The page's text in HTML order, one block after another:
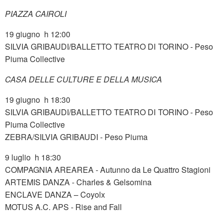
PIAZZA CAIROLI
19 giugno h 12:00
SILVIA GRIBAUDI/BALLETTO TEATRO DI TORINO - Peso
Piuma Collective
CASA DELLE CULTURE E DELLA MUSICA
19 giugno h 18:30
SILVIA GRIBAUDI/BALLETTO TEATRO DI TORINO - Peso
Piuma Collective
ZEBRA/SILVIA GRIBAUDI - Peso Piuma
9 luglio h 18:30
COMPAGNIA AREAREA - Autunno da Le Quattro Stagioni
ARTEMIS DANZA - Charles & Gelsomina
ENCLAVE DANZA – Coyolx
MOTUS A.C. APS - Rise and Fall